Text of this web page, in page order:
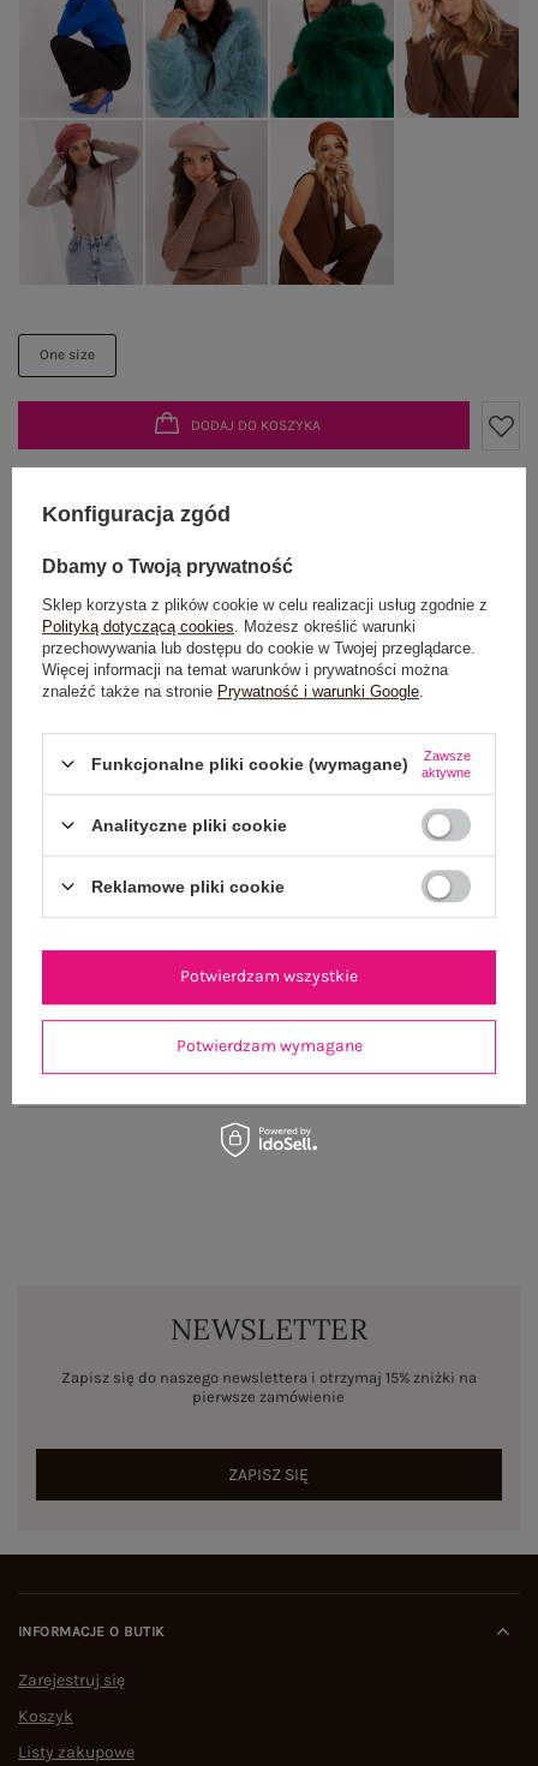
One size
DODAJ DO KOSZYKA
Dostawaod 7,99 zł
Do darmowej dostawy brakuje 200,00 zł
Wysyłka wponiedziałek
OPIS PRODUKTU
WYSYŁKA I DOSTAWA
ZWROTY I REKLAMACJE
NEWSLETTER
Zapisz się do naszego newslettera i otrzymaj 15% zniżki na
pierwsze zamówienie
ZAPISZ SIĘ
INFORMACJE O BUTIK
Zarejestruj się
Koszyk
Listy zakupowe
Konfiguracja zgód
Dbamy o Twoją prywatność
Sklep korzysta z plików cookie w celu realizacji usług zgodnie z
Polityką dotyczącą cookies . Możesz określić warunki
przechowywania lub dostępu do cookie w Twojej przeglądarce.
Więcej informacji na temat warunków i prywatności można
znaleźć także na stronie Prywatność i warunki Google
Funkcjonalne pliki cookie (wymagane)
Zawsze
aktywne
Analityczne pliki cookie
Reklamowe pliki cookie
Potwierdzam wymagane
Potwierdzam wszystkie